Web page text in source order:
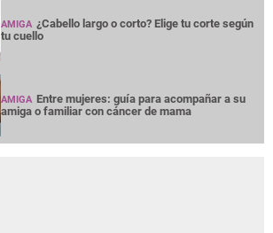
AMIGA ¿Cabello largo o corto? Elige tu corte según
tu cuello
AMIGA Entre mujeres: guía para acompañar a su
amiga o familiar con cáncer de mama